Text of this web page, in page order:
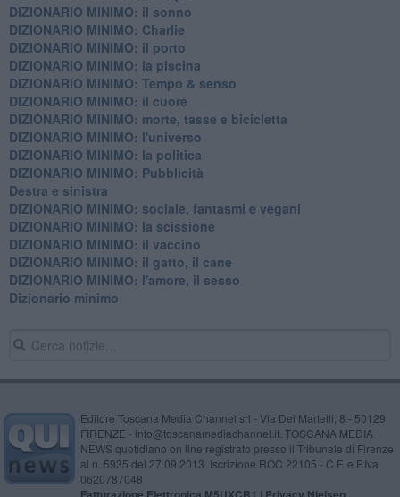
DIZIONARIO MINIMO: il sonno
DIZIONARIO MINIMO: Charlie
DIZIONARIO MINIMO: il porto
DIZIONARIO MINIMO: la piscina
DIZIONARIO MINIMO: Tempo & senso
DIZIONARIO MINIMO: il cuore
DIZIONARIO MINIMO: morte, tasse e bicicletta
DIZIONARIO MINIMO: l'universo
DIZIONARIO MINIMO: la politica
DIZIONARIO MINIMO: Pubblicità
Destra e sinistra
DIZIONARIO MINIMO: sociale, fantasmi e vegani
DIZIONARIO MINIMO: la scissione
DIZIONARIO MINIMO: il vaccino
DIZIONARIO MINIMO: il gatto, il cane
DIZIONARIO MINIMO: l'amore, il sesso
Dizionario minimo
Editore Toscana Media Channel srl - Via Dei Martelli, 8 - 50129
FIRENZE - info@toscanamediachannel.it. TOSCANA MEDIA
NEWS quotidiano on line registrato presso il Tribunale di Firenze
al n. 5935 del 27.09.2013. Iscrizione ROC 22105 - C.F. e P.Iva
0620787048